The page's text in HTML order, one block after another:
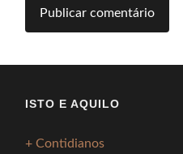
ISTO E AQUILO
+ Contidianos